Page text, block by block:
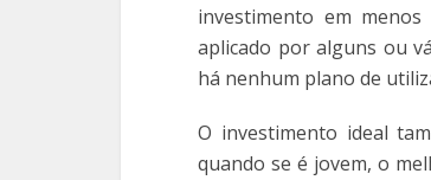
investimento em
aplicado por alguns ou
há nenhum plano de
O investimento ideal
quando se é jovem, o